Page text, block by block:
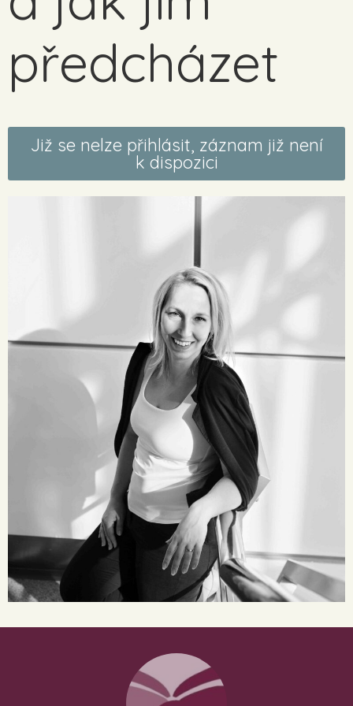
předcházet
Již se nelze přihlásit, záznam již není
k dispozici